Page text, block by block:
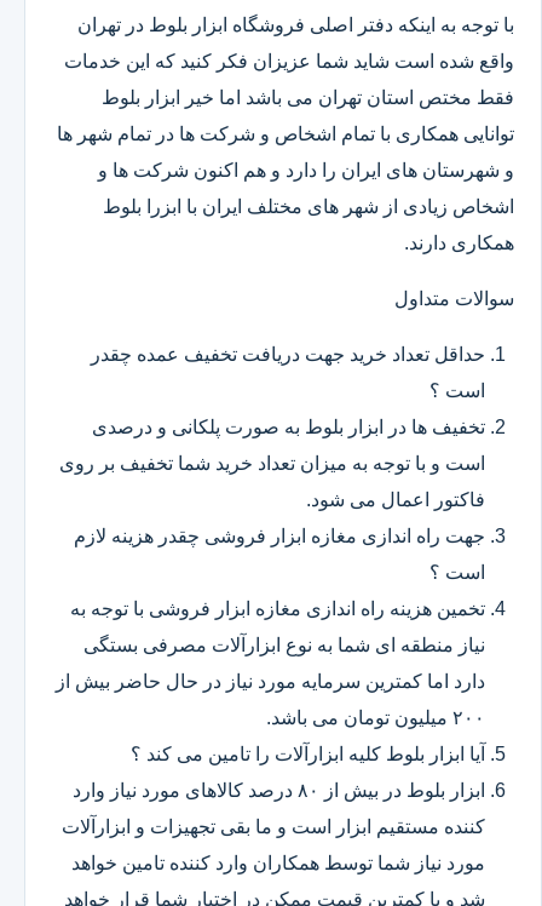
با توجه به اینکه دفتر اصلی فروشگاه ابزار بلوط در تهران
واقع شده است شاید شما عزیزان فکر کنید که این خدمات
فقط مختص استان تهران می باشد اما خیر ابزار بلوط
توانایی همکاری با تمام اشخاص و شرکت ها در تمام شهر ها
و شهرستان های ایران را دارد و هم اکنون شرکت ها و
اشخاص زیادی از شهر های مختلف ایران با ابزرا بلوط
همکاری دارند.
سوالات متداول
حداقل تعداد خرید جهت دریافت تخفیف عمده چقدر
است ؟
تخفیف ها در ابزار بلوط به صورت پلکانی و درصدی
است و با توجه به میزان تعداد خرید شما تخفیف بر روی
فاکتور اعمال می شود.
جهت راه اندازی مغازه ابزار فروشی چقدر هزینه لازم
است ؟
تخمین هزینه راه اندازی مغازه ابزار فروشی با توجه به
نیاز منطقه ای شما به نوع ابزارآلات مصرفی بستگی
دارد اما کمترین سرمایه مورد نیاز در حال حاضر بیش از
۲۰۰ میلیون تومان می باشد.
آیا ابزار بلوط کلیه ابزارآلات را تامین می کند ؟
ابزار بلوط در بیش از ۸۰ درصد کالاهای مورد نیاز وارد
کننده مستقیم ابزار است و ما بقی تجهیزات و ابزارآلات
مورد نیاز شما توسط همکاران وارد کننده تامین خواهد
شد و با کمترین قیمت ممکن در اختیار شما قرار خواهد